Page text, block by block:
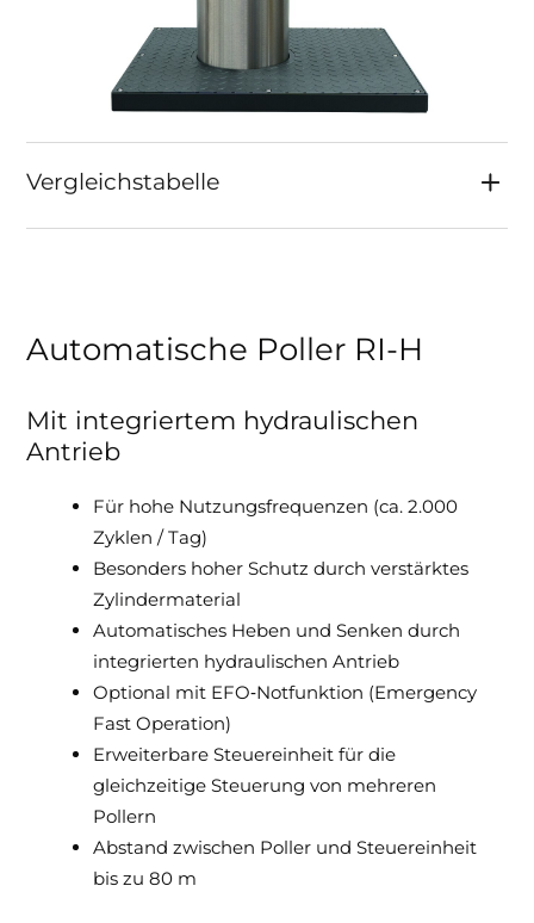
Vergleichstabelle
Automatische Poller RI-H
Mit integriertem hydraulischen
Antrieb
Für hohe Nutzungsfrequenzen (ca. 2.000
Zyklen / Tag)
Besonders hoher Schutz durch verstärktes
Zylindermaterial
Automatisches Heben und Senken durch
integrierten hydraulischen Antrieb
Optional mit EFO‑Notfunktion (Emergency
Fast Operation)
Erweiterbare Steuereinheit für die
gleichzeitige Steuerung von mehreren
Pollern
Abstand zwischen Poller und Steuereinheit
bis zu 80 m